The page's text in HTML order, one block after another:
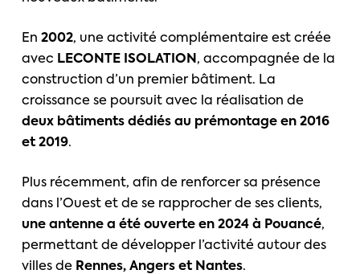
En 2002, une activité complémentaire est créée
avec LECONTE ISOLATION , accompagnée de la
construction d’un premier bâtiment. La
croissance se poursuit avec la réalisation de
deux bâtiments dédiés au prémontage en 2016
et 2019.
Plus récemment, afin de renforcer sa présence
dans l’Ouest et de se rapprocher de ses clients,
une antenne a été ouverte en 2024 à Pouancé,
permettant de développer l’activité autour des
villes de Rennes, Angers et Nantes.